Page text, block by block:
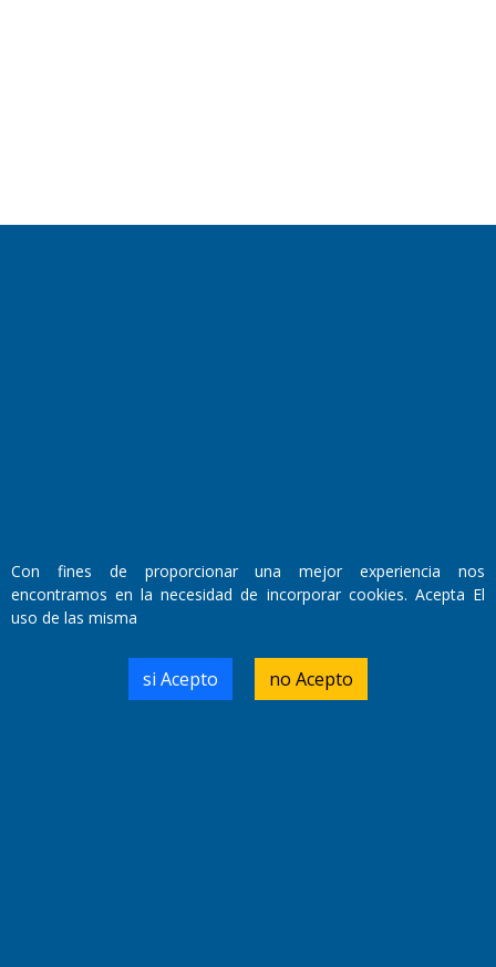
Con fines de proporcionar una mejor experiencia nos
encontramos en la necesidad de incorporar cookies. Acepta El
uso de las misma
si Acepto no Acepto